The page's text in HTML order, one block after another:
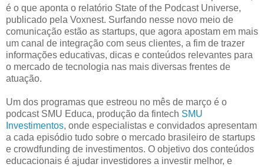
é o que aponta o relatório State of the Podcast Universe,
publicado pela Voxnest. Surfando nesse novo meio de
comunicação estão as startups, que agora apostam em mais
um canal de integração com seus clientes, a fim de trazer
informações educativas, dicas e conteúdos relevantes para
o mercado de tecnologia nas mais diversas frentes de
atuação.
Um dos programas que estreou no mês de março é o
podcast SMU Educa, produção da fintech SMU
Investimentos, onde especialistas e convidados apresentam
a cada episódio tudo sobre o mercado brasileiro de startups
e crowdfunding de investimentos. O objetivo dos conteúdos
educacionais é ajudar investidores a investir melhor, e